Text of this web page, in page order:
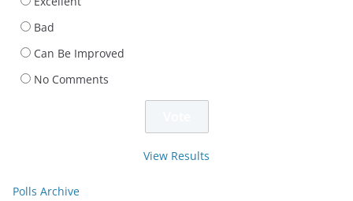
Bad
Can Be Improved
No Comments
View Results
Polls Archive